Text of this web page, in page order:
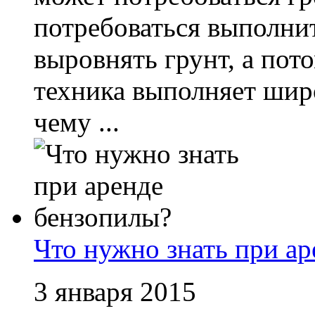
потребоваться
выровнять грунт, а
техника выполняет
чему ...
Что нужно знать при
3 января 2015